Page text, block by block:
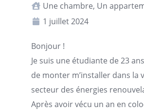
Une chambre, Un
1 juillet 2024
Bonjour !
Je suis une étudiante de 23
de monter m’installer dans la
secteur des énergies
Après avoir vécu un an en